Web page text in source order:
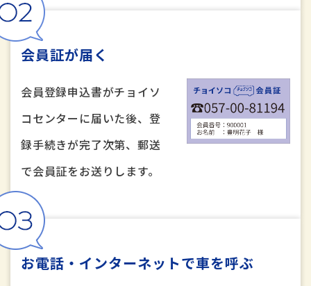
会員証が届く
会員登録申込書がチョイソ
コセンターに届いた後、登
録手続きが完了次第、郵送
で会員証をお送りします。
お電話・インターネットで車を呼ぶ